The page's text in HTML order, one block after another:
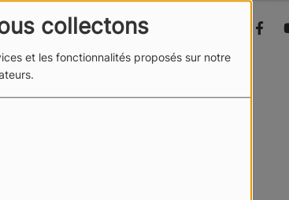
collectons
et les fonctionnalités proposés sur notre
AMICALES -